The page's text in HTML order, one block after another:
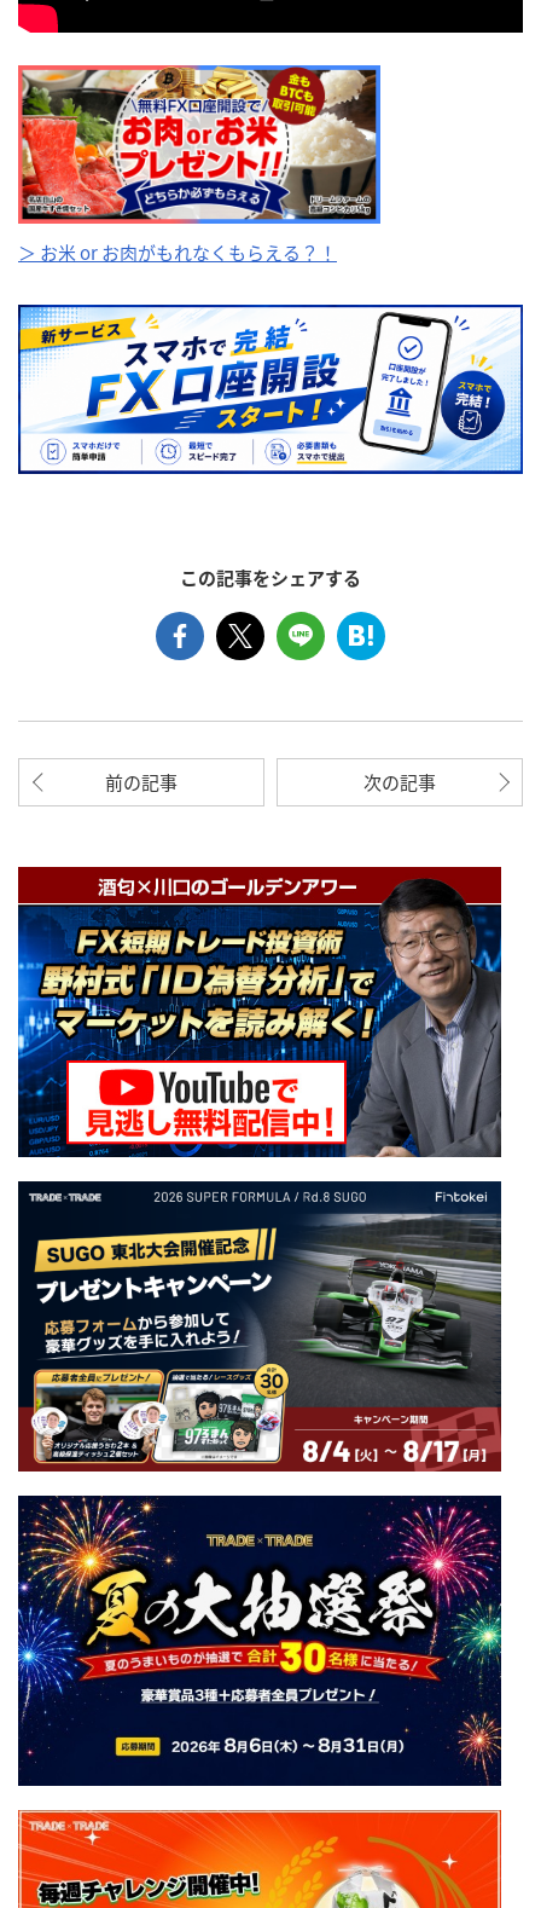
＞ お米 or お肉がもれなくもらえる？！
この記事をシェアする
前の記事 次の記事